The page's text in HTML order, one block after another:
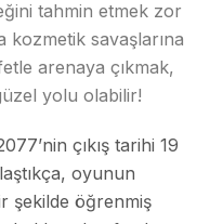
tahmin etmek zor
kozmetik savaşlarına
arenaya çıkmak,
yolu olabilir!
çıkış tarihi 19
oyunun
şekilde öğrenmiş